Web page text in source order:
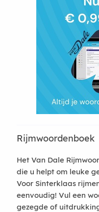
Rijmwoordenboek
Het Van Dale
die u helpt om leuke
Voor Sinterklaas
eenvoudig! Vul een
gezegde of